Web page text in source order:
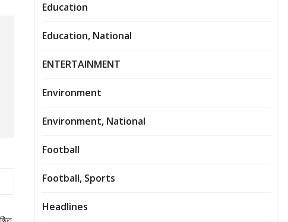
Education
Education, National
ENTERTAINMENT
Environment
Environment, National
Football
Football, Sports
Headlines